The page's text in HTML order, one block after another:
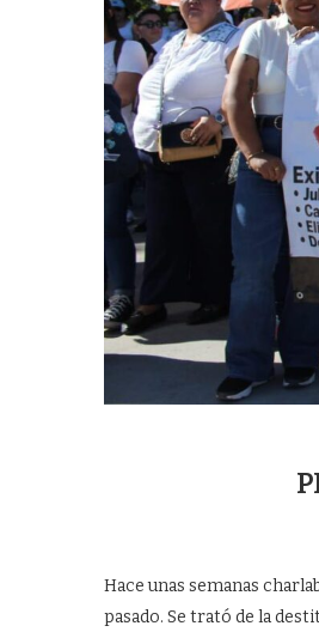
Hace unas semanas
pasado. Se trató de la